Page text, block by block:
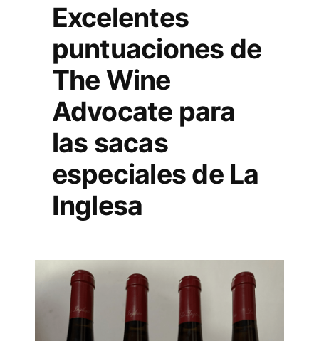
Excelentes
puntuaciones de
The Wine
Advocate para
las sacas
especiales de La
Inglesa